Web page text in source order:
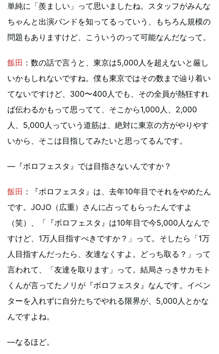
単純に「羨ましい」って思いましたね。スタッフがみんな
ちゃんと出演バンドを知ってるっていう、もちろん規模の
問題もありますけど、こういうのって可能なんだなって。
飯田 ：数の話で言うと、東京は5,000人を超えないと厳し
いかもしれないですね。僕も東京ではその数まで辿り着い
てないですけど、300〜400人でも、その全員が熱狂すれ
ば伝わるかもって思ってて、そこから1,000人、2,000
人、5,000人っていう道筋は、絶対に東京の方がやりやす
いから、そこは目指してみたいと思ってるんです。
―『ボロフェスタ』では目指さないんですか？
飯田 ：『ボロフェスタ』は、去年10年目でそれをやめたん
です。JOJO（広重）さんに占ってもらったんですよ
（笑）、「『ボロフェスタ』は10年目で今5,000人なんで
すけど、1万人目指すべきですか？」って。そしたら「1万
人目指すんだったら、友達なくすよ。どっち取る？」って
言われて、「友達を取ります」って。結局さっきサカモト
くんが言ってたノリが『ボロフェスタ』なんです。イベン
ターを入れずに自分たちでやれる限界が、5,000人とかな
んですよね。
―なるほど。